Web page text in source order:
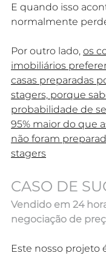
E quando isso
normalmente
Por outro lado, os
imobiliários
casas preparadas
stagers, porque
probabilidade de
95% maior do que
não foram
stagers
CASO DE
Vendido em 24
negociação de
Este nosso projeto